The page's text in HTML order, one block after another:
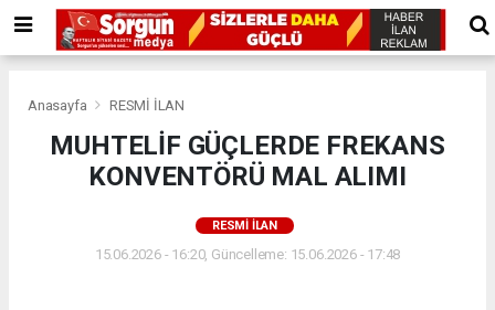
Anasayfa RESMİ İLAN
MUHTELİF GÜÇLERDE FREKANS
KONVENTÖRÜ MAL ALIMI
RESMİ İLAN
15.06.2026 - 16:20, Güncelleme: 15.06.2026 - 17:48